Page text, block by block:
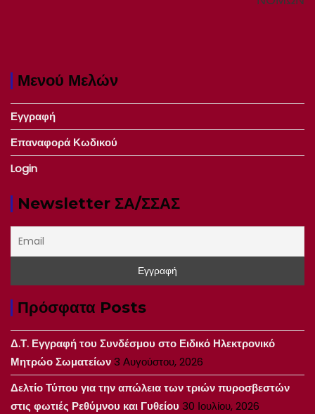
Μενού Μελών
Εγγραφή
Επαναφορά Κωδικού
Login
Newsletter ΣΑ/ΣΣΑΣ
Πρόσφατα Posts
Δ.Τ. Εγγραφή του Συνδέσμου στο Ειδικό Ηλεκτρονικό
Μητρώο Σωματείων3 Αυγούστου, 2026
Δελτίο Τύπου για την απώλεια των τριών πυροσβεστών
στις φωτιές Ρεθύμνου και Γυθείου 30 Ιουλίου, 2026